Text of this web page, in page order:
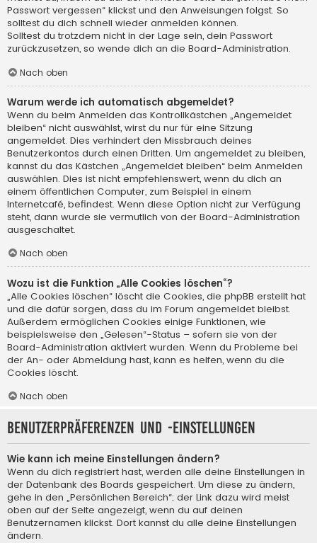
Passwort vergessen“ klickst und den Anweisungen folgst. So
solltest du dich schnell wieder anmelden können.
Solltest du trotzdem nicht in der Lage sein, dein Passwort
zurückzusetzen, so wende dich an die Board-Administration.
Nach oben
Warum werde ich automatisch abgemeldet?
Wenn du beim Anmelden das Kontrollkästchen „Angemeldet
bleiben“ nicht auswählst, wirst du nur für eine Sitzung
angemeldet. Dies verhindert den Missbrauch deines
Benutzerkontos durch einen Dritten. Um angemeldet zu bleiben,
kannst du das Kästchen „Angemeldet bleiben“ beim Anmelden
auswählen. Dies ist nicht empfehlenswert, wenn du dich an
einem öffentlichen Computer, zum Beispiel in einem
Internetcafé, befindest. Wenn diese Option nicht zur Verfügung
steht, dann wurde sie vermutlich von der Board-Administration
ausgeschaltet.
Nach oben
Wozu ist die Funktion „Alle Cookies löschen“?
„Alle Cookies löschen“ löscht die Cookies, die phpBB erstellt hat
und die dafür sorgen, dass du im Forum angemeldet bleibst.
Außerdem ermöglichen Cookies einige Funktionen, wie
beispielsweise den „Gelesen“-Status – sofern sie von der
Board-Administration aktiviert wurden. Wenn du Probleme bei
der An- oder Abmeldung hast, kann es helfen, wenn du die
Cookies löscht.
Nach oben
Benutzerpräferenzen und -einstellungen
Wie kann ich meine Einstellungen ändern?
Wenn du dich registriert hast, werden alle deine Einstellungen in
der Datenbank des Boards gespeichert. Um diese zu ändern,
gehe in den „Persönlichen Bereich“; der Link dazu wird meist
oben auf der Seite angezeigt, wenn du auf deinen
Benutzernamen klickst. Dort kannst du alle deine Einstellungen
ändern.